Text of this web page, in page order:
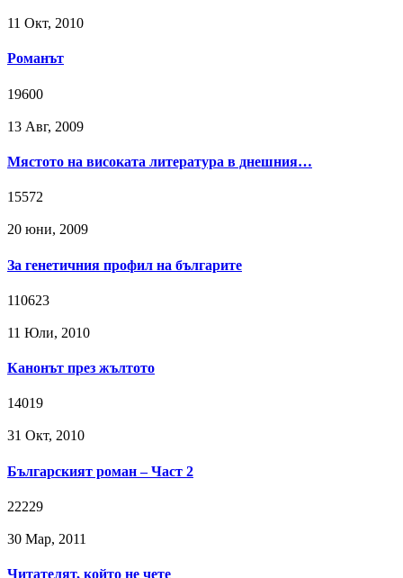
11 Окт, 2010
Романът
19600
13 Авг, 2009
Мястото на високата литература в днешния…
15572
20 юни, 2009
За генетичния профил на българите
110623
11 Юли, 2010
Канонът през жълтото
14019
31 Окт, 2010
Българският роман – Част 2
22229
30 Мар, 2011
Читателят, който не чете